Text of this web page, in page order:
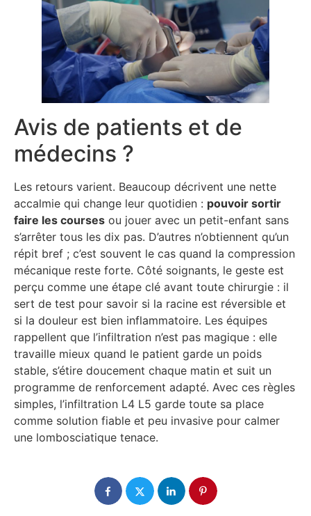
Avis de patients et de
médecins ?
Les retours varient. Beaucoup décrivent une nette
accalmie qui change leur quotidien : pouvoir sortir
faire les courses ou jouer avec un petit-enfant sans
s’arrêter tous les dix pas. D’autres n’obtiennent qu’un
répit bref ; c’est souvent le cas quand la compression
mécanique reste forte. Côté soignants, le geste est
perçu comme une étape clé avant toute chirurgie : il
sert de test pour savoir si la racine est réversible et
si la douleur est bien inflammatoire. Les équipes
rappellent que l’infiltration n’est pas magique : elle
travaille mieux quand le patient garde un poids
stable, s’étire doucement chaque matin et suit un
programme de renforcement adapté. Avec ces règles
simples, l’infiltration L4 L5 garde toute sa place
comme solution fiable et peu invasive pour calmer
une lombosciatique tenace.